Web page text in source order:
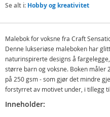
Se alt i: Hobby og kreativitet
Malebok for voksne fra Craft
Denne lukseriøse maleboken har
naturinspirerte designs å
større barn og voksne. Boken måler
på 250 gsm - som gjør det mindre
forstyrret av motivet under, i tillegg
Inneholder: